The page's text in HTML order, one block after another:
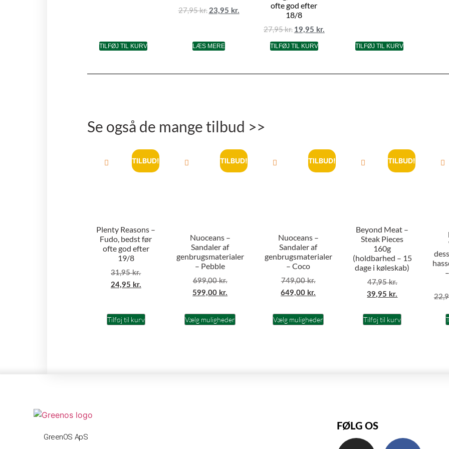
TILFØJ TIL KURV
27,95kr. 23,95 kr.
LÆS MERE
ofte god efter
18/8
27,95kr. 19,95 kr.
TILFØJ TIL KURV TILFØJ TIL KURV
Se også de mange tilbud >>
TILBUD!
Plenty Reasons –
Fudo, bedst før
ofte god efter
19/8
31,95kr.
24,95 kr.
Tilføj til kurv
TILBUD!
Nuoceans –
Sandaler af
genbrugsmaterialer
– Pebble
699,00kr.
599,00 kr.
Vælg muligheder
TILBUD!
Nuoceans –
Sandaler af
genbrugsmaterialer
– Coco
749,00kr.
649,00 kr.
Vælg muligheder
TILBUD!
Beyond Meat –
Steak Pieces
160g
(holdbarhed – 15
dage i køleskab)
47,95kr.
39,95 kr.
Tilføj til kurv
GreenOS ApS
FØLG OS